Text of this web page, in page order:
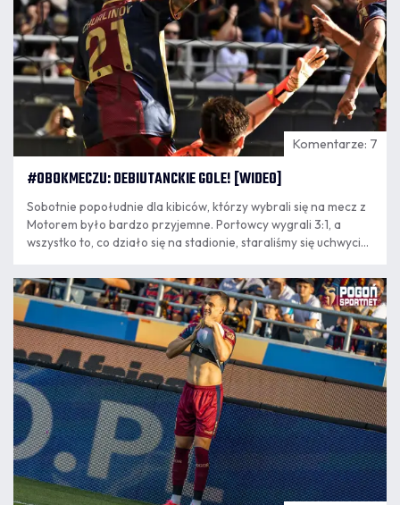
Komentarze: 7
#OBOKMECZU: DEBIUTANCKIE GOLE! [WIDEO]
Sobotnie popołudnie dla kibiców, którzy wybrali się na mecz z
Motorem było bardzo przyjemne. Portowcy wygrali 3:1, a
wszystko to, co działo się na stadionie, staraliśmy się uchwycić
09.08
8:20